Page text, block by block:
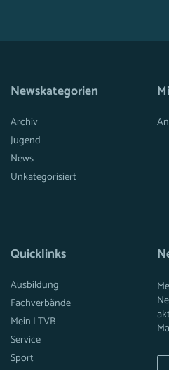
Newskategorien
Archiv
Jugend
News
Unkategorisiert
Quicklinks
Ausbildung
Fachverbände
Mein LTVB
Service
Sport